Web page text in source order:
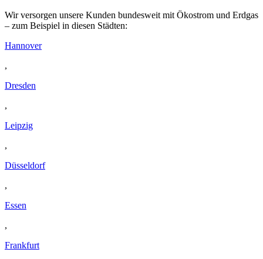
Wir versorgen unsere Kunden bundesweit mit Ökostrom und Erdgas
– zum Beispiel in diesen Städten:
Hannover
,
Dresden
,
Leipzig
,
Düsseldorf
,
Essen
,
Frankfurt